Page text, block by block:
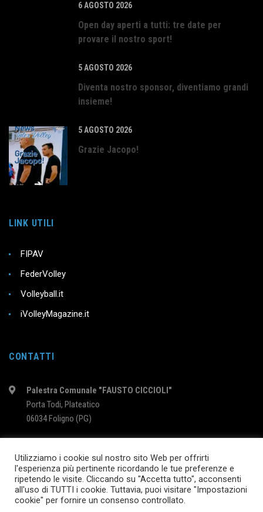
6 AGOSTO 2026
Open day aperti a tutti: tre date per
provare il nostro sport!
5 AGOSTO 2026
Diventa nostro sponsor, diventiamo grandi
insieme!
5 AGOSTO 2026
Grazie Jacopo!
LINK UTILI
FIPAV
FederVolley
Volleyball.it
iVolleyMagazine.it
CONTATTI
Palestra Comunale "FAUSTO CICCIOLI"
Porta Todi, Plateatico
06034 Foligno (PG)
2024 © InterVolleyFoligno.it | P.I. 02895760540
SEGUICI SU
Utilizziamo i cookie sul nostro sito Web per offrirti
l'esperienza più pertinente ricordando le tue preferenze e
ripetendo le visite. Cliccando su "Accetta tutto", acconsenti
all'uso di TUTTI i cookie. Tuttavia, puoi visitare "Impostazioni
cookie" per fornire un consenso controllato.